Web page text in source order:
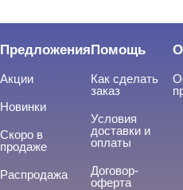
Cвернуть
Предложения
Акции
Новинки
Скоро в
продаже
Распродажа
Помощь
Как сделать
заказ
Условия
доставки и
оплаты
Договор-
оферта